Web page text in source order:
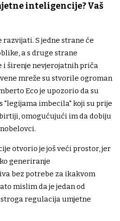
inteligencije? Vaš
S jedne strane će
a s druge strane
i širenje nevjerojatnih priča
mreže su stvorile ogroman
Eco je upozorio da su
"legijama imbecila" koji su prije
omogućujući im da dobiju
otvorio je još veći prostor, jer
generiranje
bez potrebe za ikakvom
mislim da je jedan od
regulacija umjetne